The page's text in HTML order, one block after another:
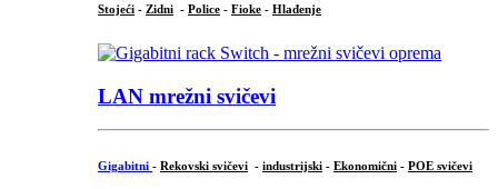
Stojeći - Zidni - Police - Fioke - Hlađenje
LAN mrežni svičevi
Gigabitni - Rekovski svičevi - industrijski - Ekonomični - POE svičevi